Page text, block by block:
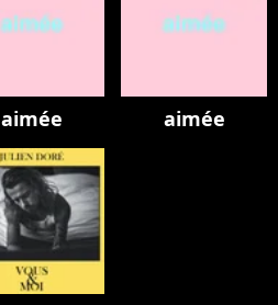
aimée aimée